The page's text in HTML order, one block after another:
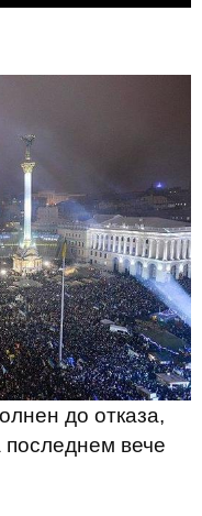
до отказа,
вече